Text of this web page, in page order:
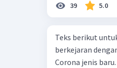
39 5.0
Teks berikut
berkejaran
Corona jenis